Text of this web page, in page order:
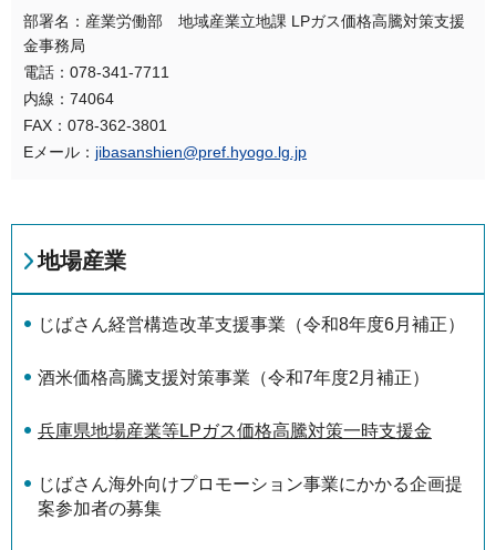
部署名：産業労働部 地域産業立地課 LPガス価格高騰対策支援
金事務局
電話：078-341-7711
内線：74064
FAX：078-362-3801
Eメール： jibasanshien@pref.hyogo.lg.jp
地場産業
じばさん経営構造改革支援事業（令和8年度6月補正）
酒米価格高騰支援対策事業（令和7年度2月補正）
兵庫県地場産業等LPガス価格高騰対策一時支援金
じばさん海外向けプロモーション事業にかかる企画提
案参加者の募集